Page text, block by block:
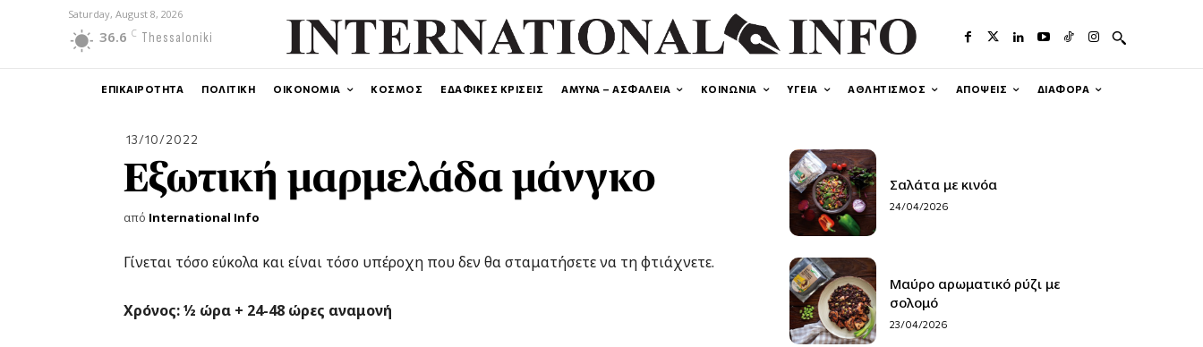
Saturday, August 8, 2026
36.6 C Thessaloniki
ΕΠΙΚΑΙΡΟΤΗΤΑ ΠΟΛΙΤΙΚΗ ΟΙΚΟΝΟΜΙΑ ΚΟΣΜΟΣ ΕΔΑΦΙΚΕΣ ΚΡΙΣΕΙΣ ΑΜΥΝΑ – ΑΣΦΑΛΕΙΑ ΚΟΙΝΩΝΙΑ ΥΓΕΙΑ ΑΘΛΗΤΙΣΜΟΣ ΑΠΟΨΕΙΣ ΔΙΑΦΟΡΑ
13/10/2022
Εξωτική μαρμελάδα μάνγκο
από International Info
Γίνεται τόσο εύκολα και είναι τόσο υπέροχη που δεν θα σταματήσετε να τη φτιάχνετε.
Χρόνος: ½ ώρα + 24-48 ώρες αναμονή
Σαλάτα με κινόα
24/04/2026
Μαύρο αρωματικό ρύζι με
σολομό
23/04/2026